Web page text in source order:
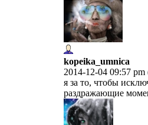
kopeika_umnica
2014-12-04 09:57
я за то, чтобы
раздражающие